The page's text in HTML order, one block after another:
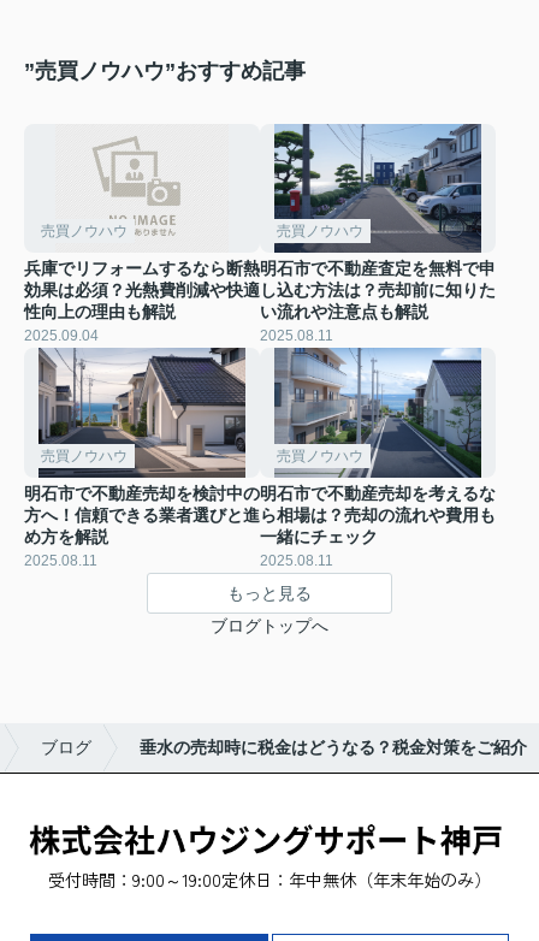
”売買ノウハウ”おすすめ記事
売買ノウハウ
兵庫でリフォームするなら断熱
効果は必須？光熱費削減や快適
性向上の理由も解説
2025.09.04
売買ノウハウ
明石市で不動産査定を無料で申
し込む方法は？売却前に知りた
い流れや注意点も解説
2025.08.11
売買ノウハウ
明石市で不動産売却を検討中の
方へ！信頼できる業者選びと進
め方を解説
2025.08.11
売買ノウハウ
明石市で不動産売却を考えるな
ら相場は？売却の流れや費用も
一緒にチェック
2025.08.11
もっと見る
ブログトップへ
ブログ 垂水の売却時に税金はどうなる？税金対策をご紹介
受付時間：9:00～19:00定休日：年中無休（年末年始のみ）